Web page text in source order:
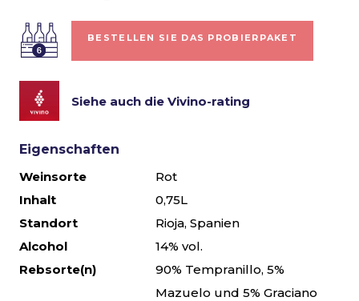
BESTELLEN SIE DAS PROBIERPAKET
Siehe auch die Vivino-rating
Eigenschaften
Weinsorte
Rot
Inhalt
0,75L
Standort
Rioja, Spanien
Alcohol
14% vol.
Rebsorte(n)
90% Tempranillo, 5%
Mazuelo und 5% Graciano